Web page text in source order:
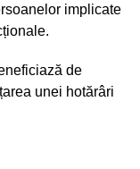
implicate
de
unei hotărâri